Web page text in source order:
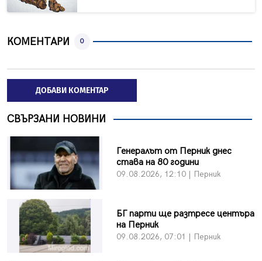
КОМЕНТАРИ 0
ДОБАВИ КОМЕНТАР
СВЪРЗАНИ НОВИНИ
Генералът от Перник днес
става на 80 години
09.08.2026, 12:10 | Перник
БГ парти ще разтресе центъра
на Перник
09.08.2026, 07:01 | Перник